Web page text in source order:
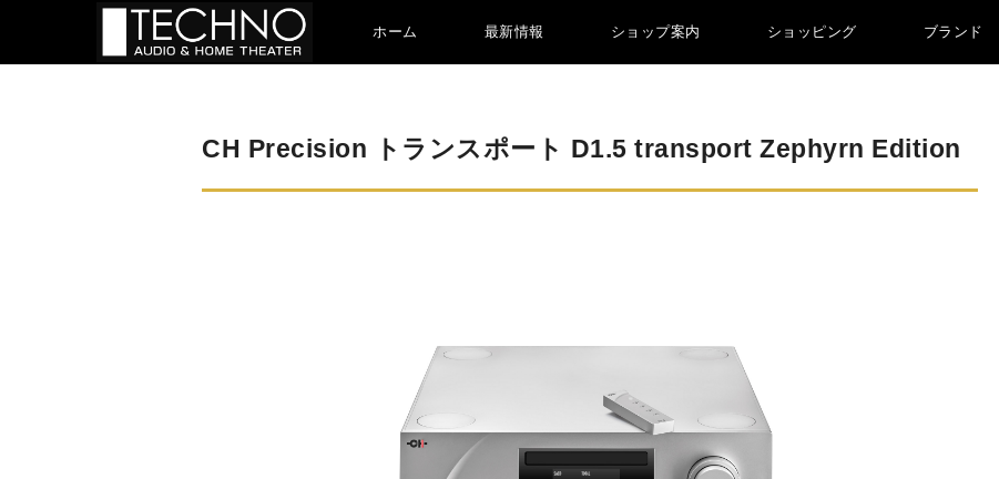
ホーム 最新情報 ショップ案内 ショッピング ブランド
CH Precision トランスポート D1.5 transport Zephyrn Edition